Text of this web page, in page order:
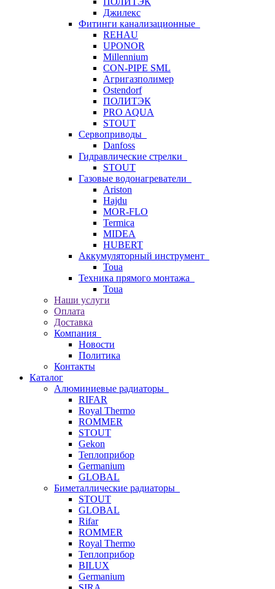
Джилекс
Фитинги канализационные
REHAU
UPONOR
Millennium
CON-PIPE SML
Агригазполимер
Ostendorf
ПОЛИТЭК
PRO AQUA
STOUT
Сервоприводы
Danfoss
Гидравлические стрелки
STOUT
Газовые водонагреватели
Ariston
Hajdu
MOR-FLO
Termica
MIDEA
HUBERT
Аккумуляторный инструмент
Toua
Техника прямого монтажа
Toua
Наши услуги
Оплата
Доставка
Компания
Новости
Политика
Контакты
Каталог
Алюминиевые радиаторы
RIFAR
Royal Thermo
ROMMER
STOUT
Gekon
Теплоприбор
Germanium
GLOBAL
Биметаллические радиаторы
STOUT
GLOBAL
Rifar
ROMMER
Royal Thermo
Теплоприбор
BILUX
Germanium